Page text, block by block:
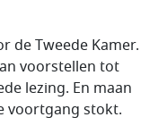
de Tweede Kamer.
voorstellen tot
lezing. En maan
voortgang stokt.